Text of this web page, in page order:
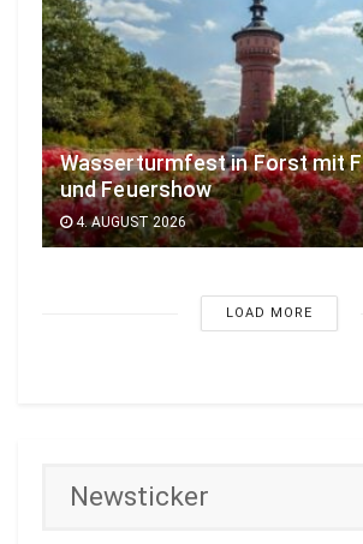
Wasserturmfest in Forst mit
und Feuershow
4. AUGUST 2026
LOAD MORE
Newsticker